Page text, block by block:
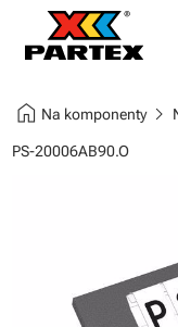
home Na komponentychevron_right
PS-20006AB90.O